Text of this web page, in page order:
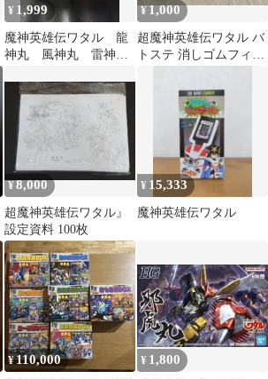
¥ 1,999
魔神英雄伝ワタル 龍
神丸 風神丸 雷神
ンダイ フィギュア
¥1,000
超魔神英雄伝ワタル バ
トステ 消しゴムフィギ
¥8,000
超魔神英雄伝ワタル』
設定資料 100枚
¥ 15,333
魔神英雄伝ワタル
¥110,000 ¥ 1,800